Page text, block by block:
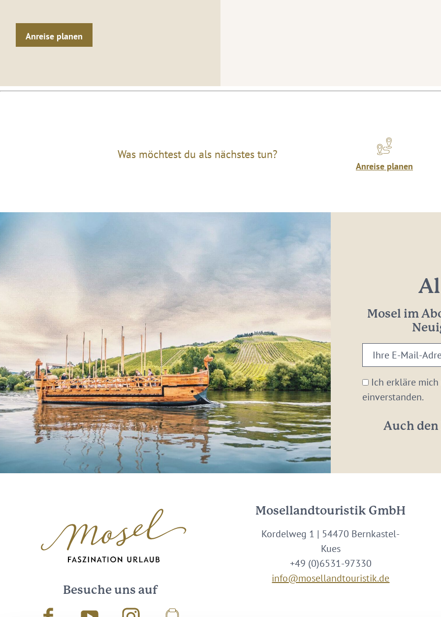
Anreise planen
Was möchtest du als nächstes tun?
Anreise planen
Mosel im
Ihre
E-
Mail-
Adresse:
Ich erkläre
einverstanden.
Auch den
Besuche uns auf
Mosellandtouristik GmbH
Kordelweg 1 | 54470 Bernkastel-
Kues
+49 (0)6531-97330
info@mosellandtouristik.de